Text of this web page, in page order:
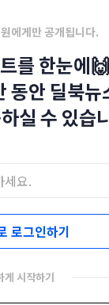
에게만 공개됩니다.
를 한눈에
안 딜북
실 수 있습
로그인하기
게 시작하기